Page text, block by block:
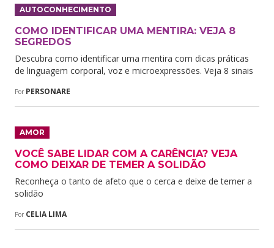
AUTOCONHECIMENTO
COMO IDENTIFICAR UMA MENTIRA: VEJA 8
SEGREDOS
Descubra como identificar uma mentira com dicas práticas
de linguagem corporal, voz e microexpressões. Veja 8 sinais
Por PERSONARE
AMOR
VOCÊ SABE LIDAR COM A CARÊNCIA? VEJA
COMO DEIXAR DE TEMER A SOLIDÃO
Reconheça o tanto de afeto que o cerca e deixe de temer a
solidão
Por CELIA LIMA